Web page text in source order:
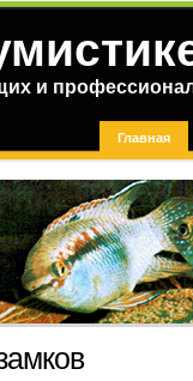
и
Главная